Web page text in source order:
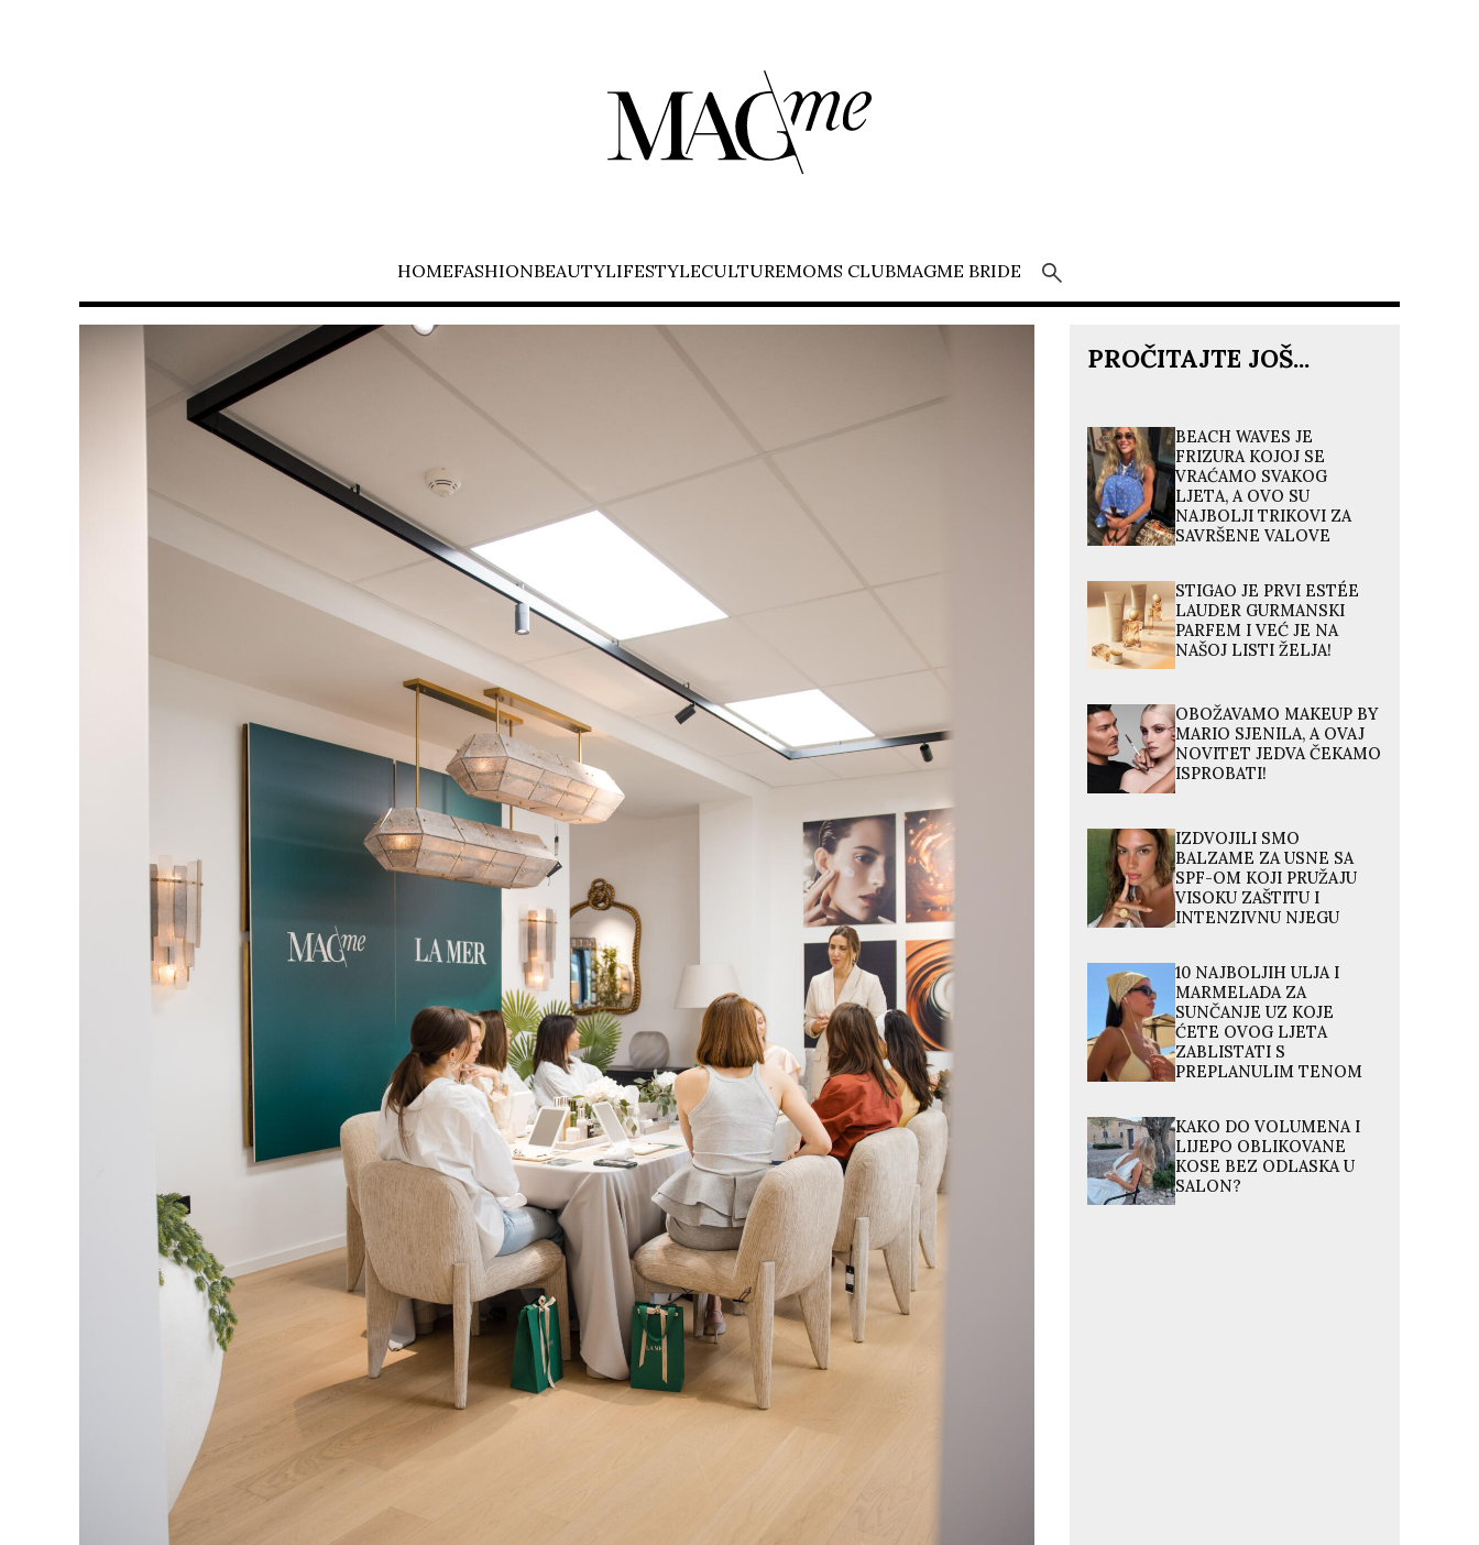
HOMEFASHIONBEAUTYLIFESTYLECULTUREMOMS CLUBMAGME BRIDE
PROČITAJTE JOŠ...
BEACH WAVES JE
FRIZURA KOJOJ SE
VRAĆAMO SVAKOG
LJETA, A OVO SU
NAJBOLJI TRIKOVI ZA
SAVRŠENE VALOVE
STIGAO JE PRVI ESTÉE
LAUDER GURMANSKI
PARFEM I VEĆ JE NA
NAŠOJ LISTI ŽELJA!
OBOŽAVAMO MAKEUP BY
MARIO SJENILA, A OVAJ
NOVITET JEDVA ČEKAMO
ISPROBATI!
IZDVOJILI SMO
BALZAME ZA USNE SA
SPF-OM KOJI PRUŽAJU
VISOKU ZAŠTITU I
INTENZIVNU NJEGU
10 NAJBOLJIH ULJA I
MARMELADA ZA
SUNČANJE UZ KOJE
ĆETE OVOG LJETA
ZABLISTATI S
PREPLANULIM TENOM
KAKO DO VOLUMENA I
LIJEPO OBLIKOVANE
KOSE BEZ ODLASKA U
SALON?